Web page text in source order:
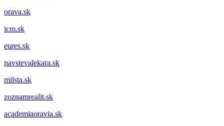
orava.sk
icm.sk
eures.sk
navstevalekara.sk
milsta.sk
zoznamrealit.sk
academiaoravia.sk